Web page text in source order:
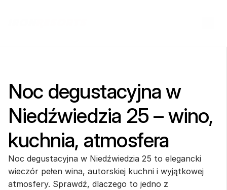
Noc degustacyjna w
Niedźwiedzia 25 – wino,
kuchnia, atmosfera
Noc degustacyjna w Niedźwiedzia 25 to elegancki
wieczór pełen wina, autorskiej kuchni i wyjątkowej
atmosfery. Sprawdź, dlaczego to jedno z